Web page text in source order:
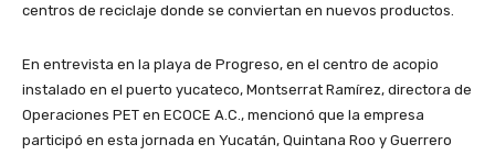
centros de reciclaje donde se conviertan en nuevos productos.
En entrevista en la playa de Progreso, en el centro de acopio
instalado en el puerto yucateco, Montserrat Ramírez, directora de
Operaciones PET en ECOCE A.C., mencionó que la empresa
participó en esta jornada en Yucatán, Quintana Roo y Guerrero